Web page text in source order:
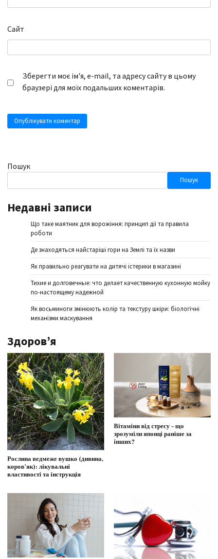
Сайт
Зберегти моє ім'я, e-mail, та адресу сайту в цьому
браузері для моїх подальших коментарів.
Пошук
Пошук
Недавні записи
Що таке маятник для ворожіння: принцип дії та правила
роботи
Де знаходяться найстаріші гори на Землі та їх назви
Як правильно реагувати на дитячі істерики в магазині
Тихие и долговечные: что делает качественную кухонную мойку
по-настоящему надежной
Як восьминоги змінюють колір та текстуру шкіри: біологічні
механізми маскування
Здоров’я
Рослина ведмеже вушко (дивина,
коров’як): лікувальні
властивості та інструкція
Вітаміни від стресу – що
зрозуміли японці раніше за
інших?